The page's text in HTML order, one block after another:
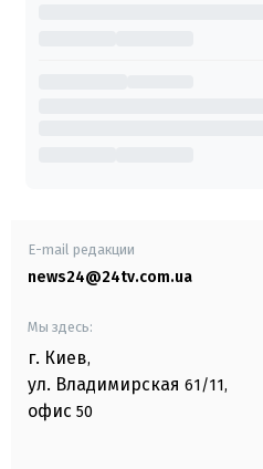
E-mail редакции
news24@24tv.com.ua
Мы здесь:
г. Киев,
ул. Владимирская 61/11,
офис 50